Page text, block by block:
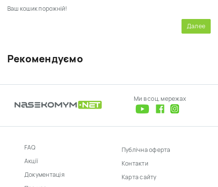
Рекомендуємо
Ваш кошик порожній!
Далее
Ми в соц. мережах
FAQ
Акції
Документація
Публічна оферта
Контакти
Карта сайту